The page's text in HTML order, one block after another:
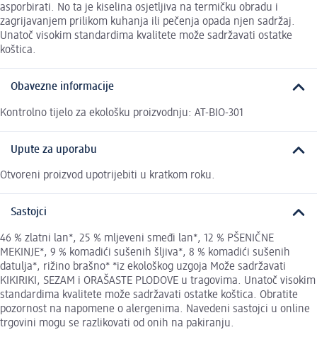
asporbirati. No ta je kiselina osjetljiva na termičku obradu i
zagrijavanjem prilikom kuhanja ili pečenja opada njen sadržaj.
Unatoč visokim standardima kvalitete može sadržavati ostatke
koštica.
Obavezne informacije
Kontrolno tijelo za ekološku proizvodnju: AT-BIO-301
Upute za uporabu
Otvoreni proizvod upotrijebiti u kratkom roku.
Sastojci
46 % zlatni lan*, 25 % mljeveni smeđi lan*, 12 % PŠENIČNE
MEKINJE*, 9 % komadići sušenih šljiva*, 8 % komadići sušenih
datulja*, rižino brašno* *iz ekološkog uzgoja Može sadržavati
KIKIRIKI, SEZAM i ORAŠASTE PLODOVE u tragovima. Unatoč visokim
standardima kvalitete može sadržavati ostatke koštica. Obratite
pozornost na napomene o alergenima. Navedeni sastojci u online
trgovini mogu se razlikovati od onih na pakiranju.